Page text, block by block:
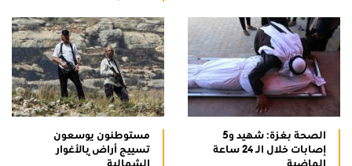
الصحة بغزة: شهيد و5
إصابات خلال الـ 24 ساعة
مستوطنون يوسعون
تسييج أراضٍ بالأغوار